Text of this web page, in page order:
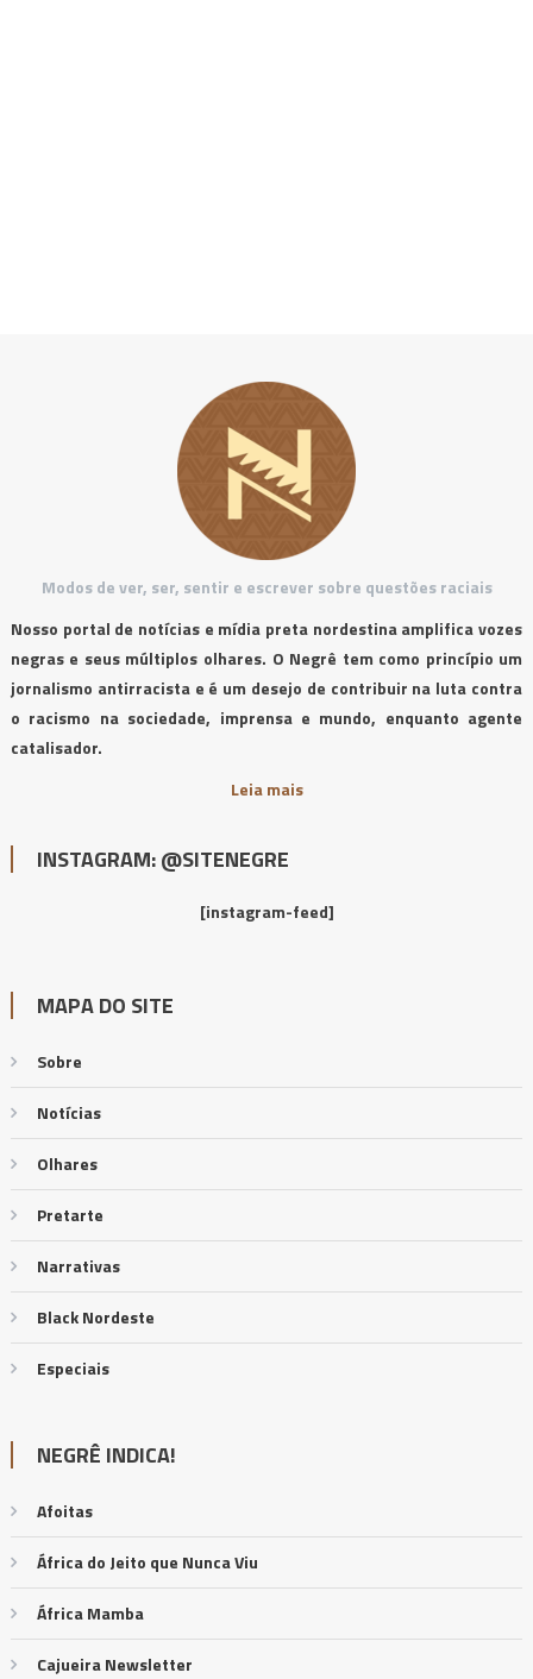
Modos de ver, ser, sentir e escrever sobre questões raciais
Nosso portal de notícias e mídia preta nordestina amplifica vozes
negras e seus múltiplos olhares. O Negrê tem como princípio um
jornalismo antirracista e é um desejo de contribuir na luta contra
o racismo na sociedade, imprensa e mundo, enquanto agente
catalisador.
Leia mais
INSTAGRAM: @SITENEGRE
[instagram-feed]
MAPA DO SITE
Sobre
Notícias
Olhares
Pretarte
Narrativas
Black Nordeste
Especiais
NEGRÊ INDICA!
Afoitas
África do Jeito que Nunca Viu
África Mamba
Cajueira Newsletter